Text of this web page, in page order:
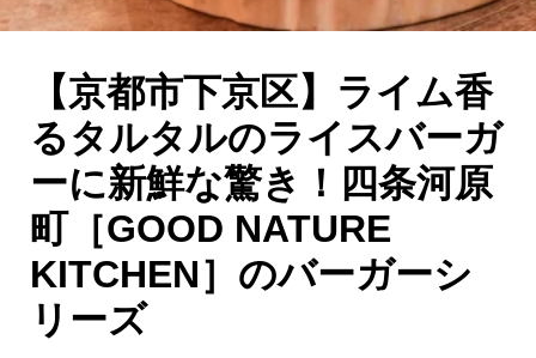
CULTURE
ABOUT US
Instagram
チケットプレゼント応募
【京都市下京区】ライム香
るタルタルのライスバーガ
ーに新鮮な驚き！四条河原
町［GOOD NATURE
KITCHEN］のバーガーシ
リーズ